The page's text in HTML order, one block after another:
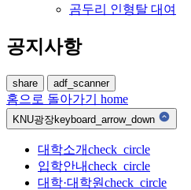
곰두리 인형탈 대여
공지사항
share adf_scanner
홈으로 돌아가기 home
KNU광장keyboard_arrow_down
대학소개check_circle
입학안내check_circle
대학·대학원check_circle